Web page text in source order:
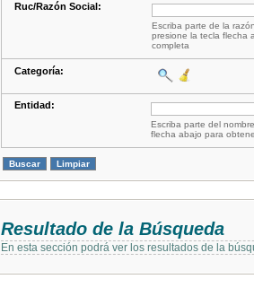
Ruc/Razón Social:
Escriba parte de la
presione la tecla flecha
completa
Categoría:
Entidad:
Escriba parte del
flecha abajo para
Resultado de la Búsqueda
En esta sección podrá ver los resultados de la